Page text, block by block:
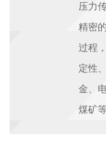
压力
精密
过程
定性
金、
煤矿